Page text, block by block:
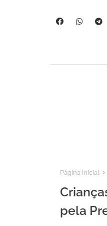
Página inicial
pela